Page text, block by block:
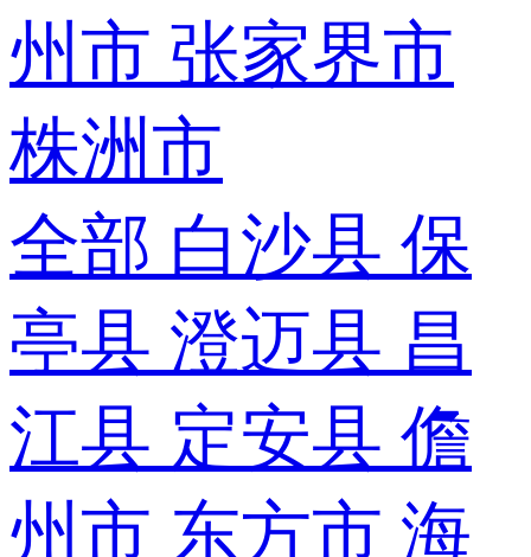
州市 张家界市
株洲市
全部 白沙县 保
亭县 澄迈县 昌
江县 定安县 儋
州市 东方市 海